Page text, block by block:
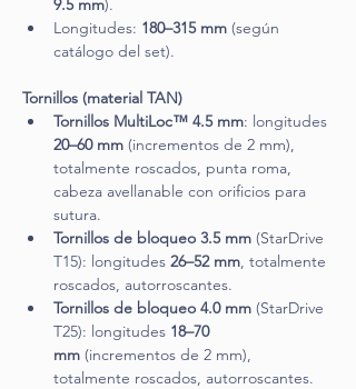
9.5 mm).
Longitudes: 180–315 mm (según
catálogo del set).
Tornillos (material TAN)
Tornillos MultiLoc™ 4.5 mm: longitudes
20–60 mm (incrementos de 2 mm),
totalmente roscados, punta roma,
cabeza avellanable con orificios para
sutura.
Tornillos de bloqueo 3.5 mm (StarDrive
T15): longitudes 26–52 mm, totalmente
roscados, autorroscantes.
Tornillos de bloqueo 4.0 mm (StarDrive
T25): longitudes 18–70
mm (incrementos de 2 mm),
totalmente roscados, autorroscantes.